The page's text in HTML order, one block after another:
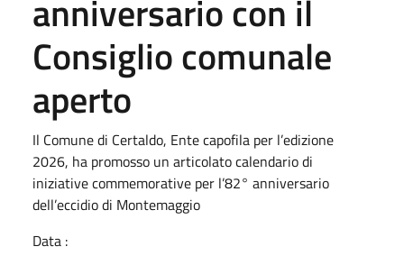
anniversario con il
Consiglio comunale
aperto
Il Comune di Certaldo, Ente capofila per l’edizione
2026, ha promosso un articolato calendario di
iniziative commemorative per l’82° anniversario
dell’eccidio di Montemaggio
Data :